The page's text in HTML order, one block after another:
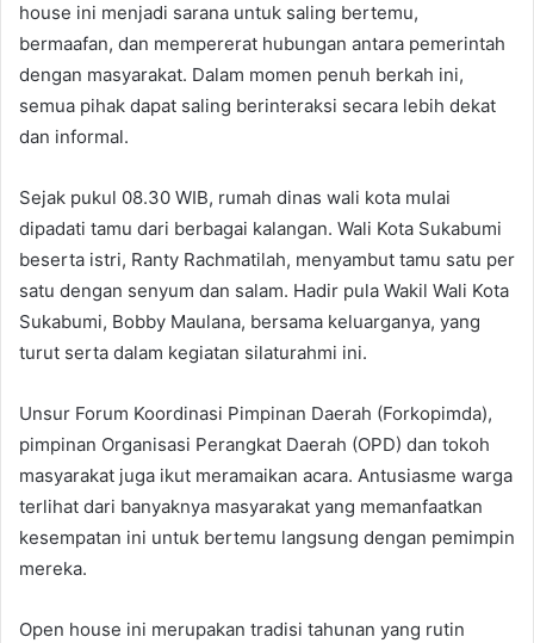
house ini menjadi sarana untuk saling bertemu,
bermaafan, dan mempererat hubungan antara pemerintah
dengan masyarakat. Dalam momen penuh berkah ini,
semua pihak dapat saling berinteraksi secara lebih dekat
dan informal.
Sejak pukul 08.30 WIB, rumah dinas wali kota mulai
dipadati tamu dari berbagai kalangan. Wali Kota Sukabumi
beserta istri, Ranty Rachmatilah, menyambut tamu satu per
satu dengan senyum dan salam. Hadir pula Wakil Wali Kota
Sukabumi, Bobby Maulana, bersama keluarganya, yang
turut serta dalam kegiatan silaturahmi ini.
Unsur Forum Koordinasi Pimpinan Daerah (Forkopimda),
pimpinan Organisasi Perangkat Daerah (OPD) dan tokoh
masyarakat juga ikut meramaikan acara. Antusiasme warga
terlihat dari banyaknya masyarakat yang memanfaatkan
kesempatan ini untuk bertemu langsung dengan pemimpin
mereka.
Open house ini merupakan tradisi tahunan yang rutin